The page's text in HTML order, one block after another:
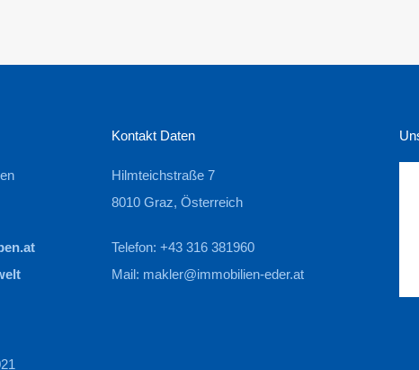
Kontakt Daten
Hilmteichstraße 7
8010 Graz, Österreich
Telefon: +43 316 381960
Mail: makler@immobilien-eder.at